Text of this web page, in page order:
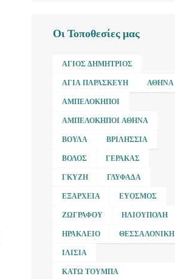
Οι Τοποθεσίες μας
ΆΓΙΟΣ ΔΗΜΉΤΡΙΟΣ
ΑΓΊΑ ΠΑΡΑΣΚΕΥΉ ΑΘΉΝΑ
ΑΜΠΕΛΌΚΗΠΟΙ
ΑΜΠΕΛΌΚΗΠΟΙ ΑΘΉΝΑ
ΒΟΎΛΑ ΒΡΙΛΉΣΣΙΑ
ΒΌΛΟΣ ΓΈΡΑΚΑΣ
ΓΚΎΖΗ ΓΛΥΦΆΔΑ
ΕΞΆΡΧΕΙΑ ΕΎΟΣΜΟΣ
ΖΩΓΡΆΦΟΥ ΗΛΙΟΎΠΟΛΗ
ΗΡΆΚΛΕΙΟ ΘΕΣΣΑΛΟΝΊΚΗ
ΙΛΊΣΙΑ
ΚΆΤΩ ΤΟΎΜΠΑ